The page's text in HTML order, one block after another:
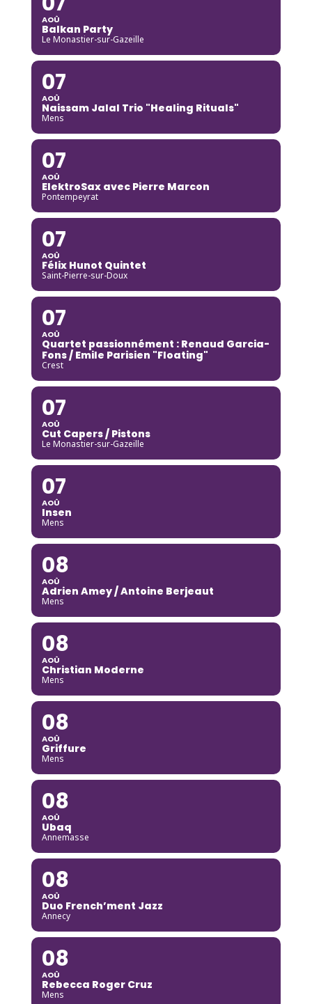
AOÛ
Balkan Party
Le Monastier-sur-Gazeille
07
AOÛ
Naissam Jalal Trio "Healing Rituals"
Mens
07
AOÛ
ElektroSax avec Pierre Marcon
Pontempeyrat
07
AOÛ
Félix Hunot Quintet
Saint-Pierre-sur-Doux
07
AOÛ
Quartet passionnément : Renaud Garcia-
Fons / Emile Parisien "Floating"
Crest
07
AOÛ
Cut Capers / Pistons
Le Monastier-sur-Gazeille
07
AOÛ
Insen
Mens
08
AOÛ
Adrien Amey / Antoine Berjeaut
Mens
08
AOÛ
Christian Moderne
Mens
08
AOÛ
Griffure
Mens
08
AOÛ
Ubaq
Annemasse
08
AOÛ
Duo French’ment Jazz
Annecy
08
AOÛ
Rebecca Roger Cruz
Mens